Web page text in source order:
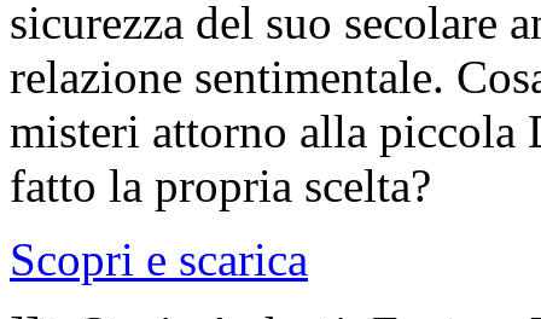
sicurezza del suo secolare
relazione sentimentale.
misteri attorno alla piccola
fatto la propria scelta?
Scopri e scarica